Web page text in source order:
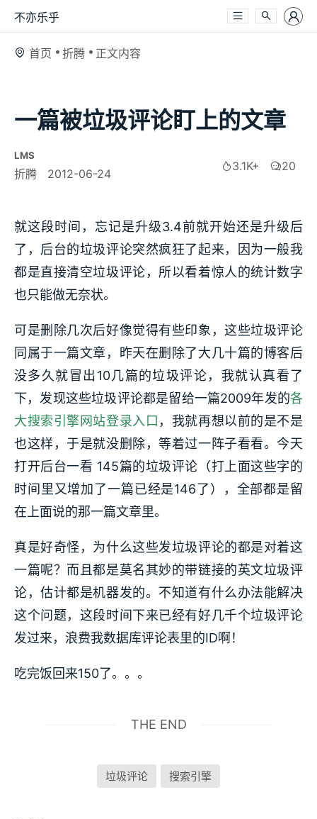
不亦乐乎
首页 折腾 正文内容
一篇被垃圾评论盯上的文章
LMS
折腾 2012-06-24
3.1K+ 20
就这段时间，忘记是升级3.4前就开始还是升级后
了，后台的垃圾评论突然疯狂了起来，因为一般我
都是直接清空垃圾评论，所以看着惊人的统计数字
也只能做无奈状。
可是删除几次后好像觉得有些印象，这些垃圾评论
同属于一篇文章，昨天在删除了大几十篇的博客后
没多久就冒出10几篇的垃圾评论，我就认真看了
下，发现这些垃圾评论都是留给一篇2009年发的各
大搜索引擎网站登录入口 ，我就再想以前的是不是
也这样，于是就没删除，等着过一阵子看看。今天
打开后台一看 145篇的垃圾评论（打上面这些字的
时间里又增加了一篇已经是146了），全部都是留
在上面说的那一篇文章里。
真是好奇怪，为什么这些发垃圾评论的都是对着这
一篇呢？而且都是莫名其妙的带链接的英文垃圾评
论，估计都是机器发的。不知道有什么办法能解决
这个问题，这段时间下来已经有好几千个垃圾评论
发过来，浪费我数据库评论表里的ID啊！
吃完饭回来150了。。。
THE END
垃圾评论 搜索引擎